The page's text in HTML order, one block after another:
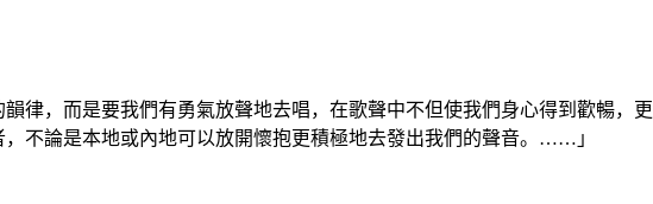
律，而是要我們有勇氣放聲地去唱，在歌聲中不但使我們身心得到歡暢，
不論是本地或內地可以放開懷抱更積極地去發出我們的聲音。……」